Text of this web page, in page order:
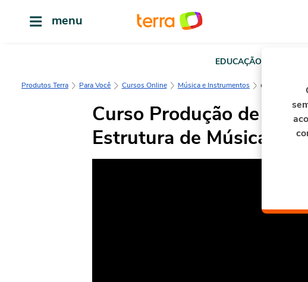
menu
EDUCAÇÃO
Produtos Terra Para Você Cursos Online Música e Instrumentos Curso de
Curso Produção de
Estrutura de Música